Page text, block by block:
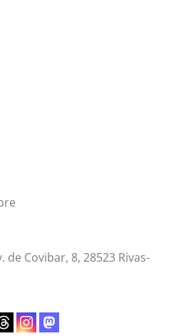
de Covibar, 8, 28523 Rivas-